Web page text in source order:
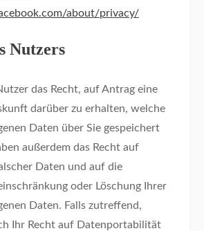
about/privacy/
Nutzers
das Recht, auf Antrag eine
darüber zu erhalten, welche
Daten über Sie gespeichert
außerdem das Recht auf
Daten und auf die
oder Löschung Ihrer
Daten. Falls zutreffend,
Ihr Recht auf Datenportabilität